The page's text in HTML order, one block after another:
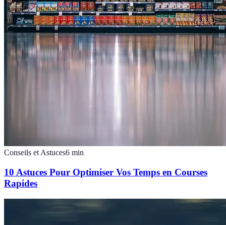
Conseils et Astuces6 min
10 Astuces Pour Optimiser Vos Temps en Courses
Rapides